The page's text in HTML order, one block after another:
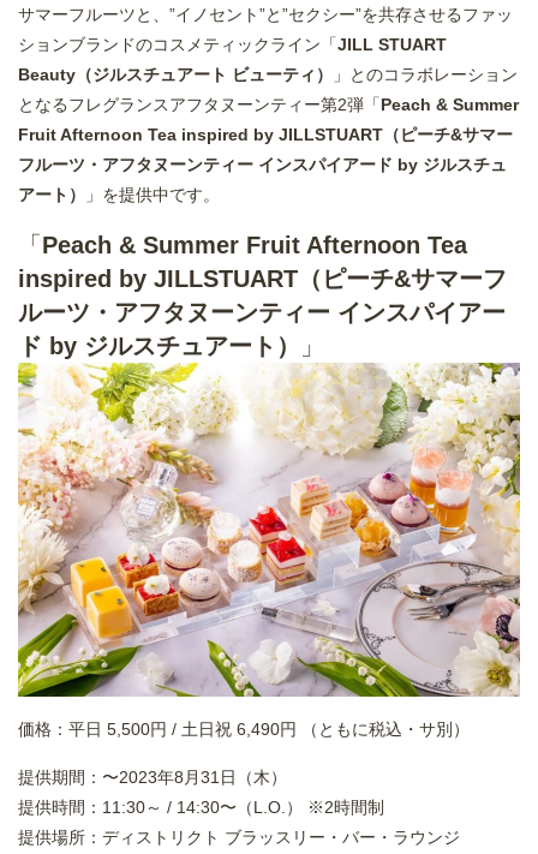
サマーフルーツと、”イノセント”と”セクシー”を共存させるファッ
ションブランドのコスメティックライン「JILL STUART
Beauty（ジルスチュアート ビューティ）
」とのコラボレーション
となるフレグランスアフタヌーンティー第2弾「Peach & Summer
Fruit Afternoon Tea inspired by JILLSTUART（ピーチ&サマー
フルーツ・アフタヌーンティー インスパイアード by ジルスチュ
アート）
」を提供中です。
「 Peach & Summer Fruit Afternoon Tea
inspired by JILLSTUART（ピーチ&サマーフ
ルーツ・アフタヌーンティー インスパイアー
ド by ジルスチュアート）
」
価格：平日 5,500円 / 土日祝 6,490円 （ともに税込・サ別）
提供期間：〜2023年8月31日（木）
提供時間：11:30～ / 14:30〜（L.O.） ※2時間制
提供場所：ディストリクト ブラッスリー・バー・ラウンジ